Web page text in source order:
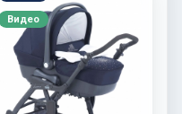
Видео